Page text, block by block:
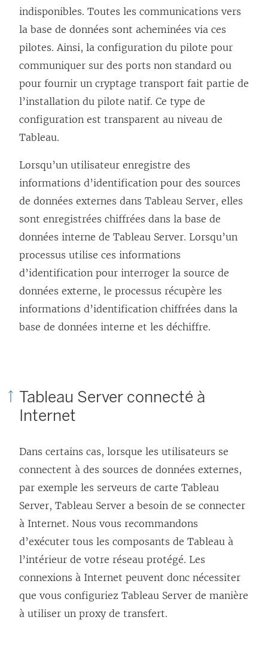
indisponibles. Toutes les communications vers
la base de données sont acheminées via ces
pilotes. Ainsi, la configuration du pilote pour
communiquer sur des ports non standard ou
pour fournir un cryptage transport fait partie de
l’installation du pilote natif. Ce type de
configuration est transparent au niveau de
Tableau.
Lorsqu’un utilisateur enregistre des
informations d’identification pour des sources
de données externes dans Tableau Server, elles
sont enregistrées chiffrées dans la base de
données interne de Tableau Server. Lorsqu’un
processus utilise ces informations
d’identification pour interroger la source de
données externe, le processus récupère les
informations d’identification chiffrées dans la
base de données interne et les déchiffre.
Tableau Server connecté à
Internet
Dans certains cas, lorsque les utilisateurs se
connectent à des sources de données externes,
par exemple les serveurs de carte Tableau
Server, Tableau Server a besoin de se connecter
à Internet. Nous vous recommandons
d’exécuter tous les composants de Tableau à
l’intérieur de votre réseau protégé. Les
connexions à Internet peuvent donc nécessiter
que vous configuriez Tableau Server de manière
à utiliser un proxy de transfert.